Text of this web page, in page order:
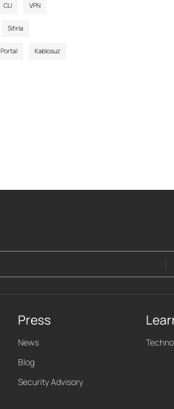
CLI VPN
Sıfırla
Portal Kablosuz
Press
News
Blog
Security Advisory